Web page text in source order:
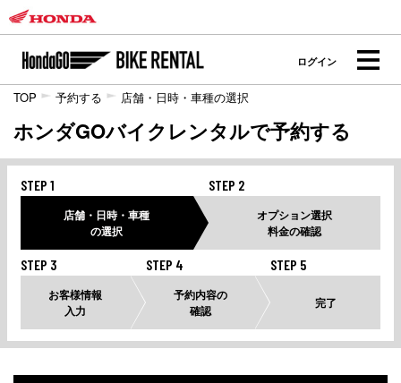
ログイン
TOP 予約する 店舗・日時・車種の選択
ホンダGOバイクレンタルで予約する
STEP 1
店舗・日時・車種
の選択
STEP 2
オプション選択
料金の確認
STEP 3
お客様情報
入力
STEP 4
予約内容の
確認
STEP 5
完了